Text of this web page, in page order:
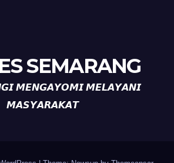
SEMARANG
𝙈𝙀𝙉𝙂𝘼𝙔𝙊𝙈𝙄 𝙈𝙀𝙇𝘼𝙔𝘼𝙉𝙄
𝙈𝘼𝙎𝙔𝘼𝙍𝘼𝙆𝘼𝙏